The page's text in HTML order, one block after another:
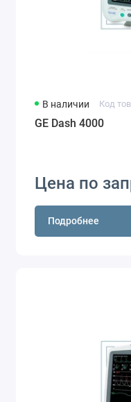
В наличии Код
GE Dash 4000
Цена по
Подробнее